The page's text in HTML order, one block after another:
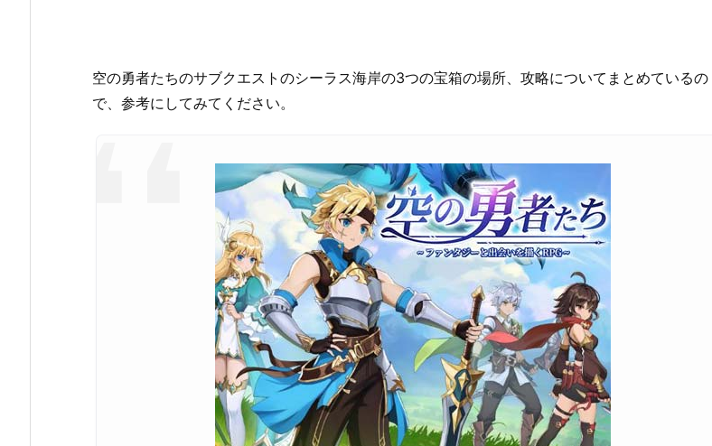
空の勇者たちのサブクエストのシーラス海岸の3つの宝箱の場所、攻略についてまとめているの
で、参考にしてみてください。